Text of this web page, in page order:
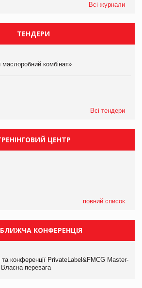
Всі журнали
ТЕНДЕРИ
комбінат»
Всі тендери
ЦЕНТР
повний список
КОНФЕРЕНЦІЯ
конференції PrivateLabel&FMCG Master-
перевага